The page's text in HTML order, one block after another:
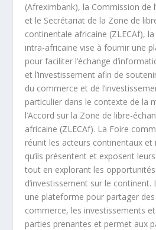
(Afreximbank), la Commission de
et le Secrétariat de la Zone de
continentale africaine (ZLECAf),
intra-africaine vise à fournir une
pour faciliter l’échange
et l’investissement afin de
du commerce et de
particulier dans le contexte de la
l’Accord sur la Zone de libre-
africaine (ZLECAf). La Foire
réunit les acteurs continentaux
qu’ils présentent et exposent
tout en explorant les opportunités
d’investissement sur le continent.
une plateforme pour partager
commerce, les investissements
parties prenantes et permet aux